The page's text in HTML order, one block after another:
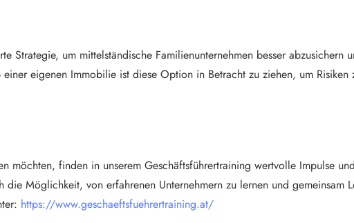
Strategie, um mittelständische Familienunternehmen besser abzusichern
eigenen Immobilie ist diese Option in Betracht zu ziehen, um
möchten, finden in unserem Geschäftsführertraining wertvolle Impulse
Möglichkeit, von erfahrenen Unternehmern zu lernen und gemeinsam
https://www.geschaeftsfuehrertraining.at/